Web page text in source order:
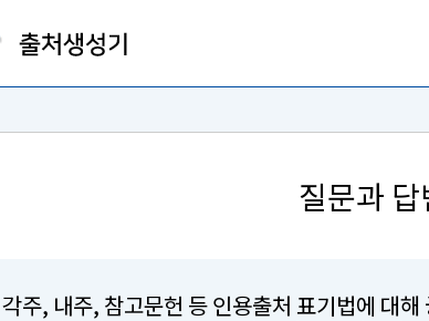
질문과 답
각주, 내주, 참고문헌 등 인용출처 표기법에 대